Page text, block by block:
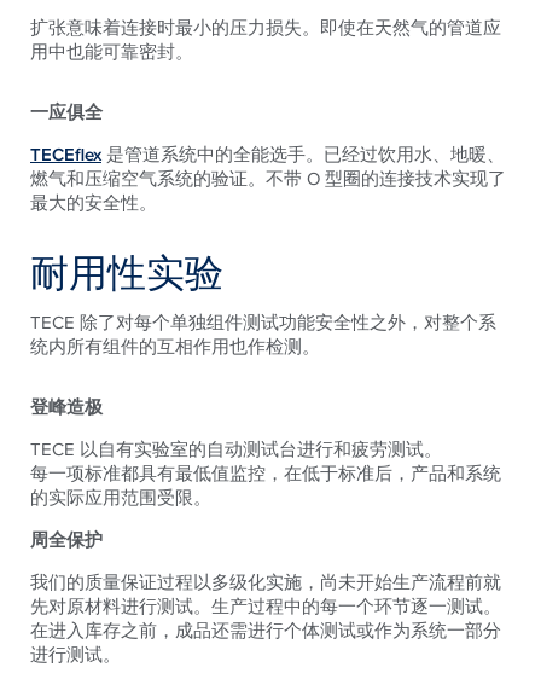
扩张意味着连接时最小的压力损失。即使在天然气的管道应
用中也能可靠密封。
一应俱全
TECEflex 是管道系统中的全能选手。已经过饮用水、地暖、
燃气和压缩空气系统的验证。不带 O 型圈的连接技术实现了
最大的安全性。
耐用性实验
TECE 除了对每个单独组件测试功能安全性之外，对整个系
统内所有组件的互相作用也作检测。
登峰造极
TECE 以自有实验室的自动测试台进行和疲劳测试。
每一项标准都具有最低值监控，在低于标准后，产品和系统
的实际应用范围受限。
周全保护
我们的质量保证过程以多级化实施，尚未开始生产流程前就
先对原材料进行测试。生产过程中的每一个环节逐一测试。
在进入库存之前，成品还需进行个体测试或作为系统一部分
进行测试。